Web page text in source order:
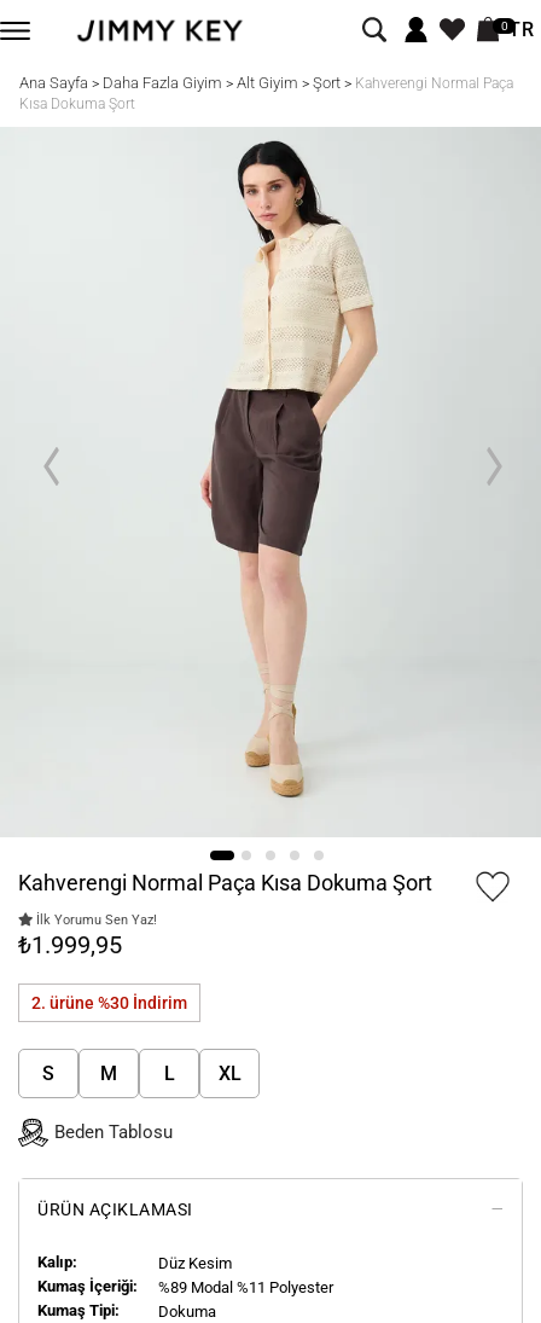
0TR
Ana Sayfa > Daha Fazla Giyim > Alt Giyim > Şort> Kahverengi Normal Paça
Kısa Dokuma Şort
Kahverengi Normal Paça Kısa Dokuma Şort
İlk Yorumu Sen Yaz!
₺1.999,95
2. ürüne %30 İndirim
S M L XL
Beden Tablosu
ÜRÜN AÇIKLAMASI
Kalıp:
Düz Kesim
Kumaş İçeriği:
%89 Modal %11 Polyester
Kumaş Tipi:
Dokuma